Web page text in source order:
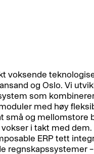
voksende
og Oslo. Vi
som
med høy
små og mellomstore
i takt med dem.
ERP tett
regnskapssystemer